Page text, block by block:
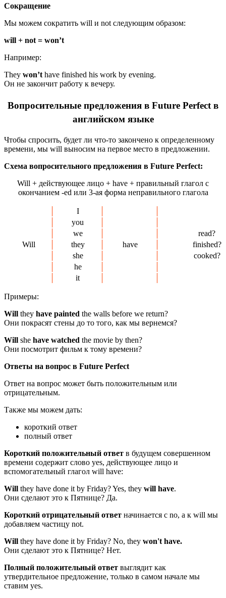
Сокращение
Мы можем сократить will и not следующим образом:
will + not = won’t
Например:
They won’t have finished his work by evening.
Он не закончит работу к вечеру.
Вопросительные предложения в Future Perfect в
английском языке
Чтобы спросить, будет ли что-то закончено к определенному
времени, мы will выносим на первое место в предложении.
Схема вопросительного предложения в Future Perfect:
Will + действующее лицо + have + правильный глагол с
окончанием -ed или 3-ая форма неправильного глагола
I
you
we
read?
Will
they have
finished?
she
cooked?
he
it
Примеры:
Will they have painted the walls before we return?
Они покрасят стены до то того, как мы вернемся?
Will she have watched the movie by then?
Они посмотрит фильм к тому времени?
Ответы на вопрос в Future Perfect
Ответ на вопрос может быть положительным или
отрицательным.
Также мы можем дать:
короткий ответ
полный ответ
Короткий положительный ответ в будущем совершенном
времени содержит слово yes, действующее лицо и
вспомогательный глагол will have:
Will they have done it by Friday? Yes, they will have.
Они сделают это к Пятнице? Да.
Короткий отрицательный ответ начинается с no, а к will мы
добавляем частицу not.
Will they have done it by Friday? No, they won't have.
Они сделают это к Пятнице? Нет.
Полный положительный ответ выглядит как
утвердительное предложение, только в самом начале мы
ставим yes.